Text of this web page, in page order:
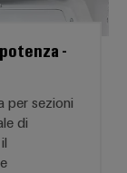
-
per sezioni
di